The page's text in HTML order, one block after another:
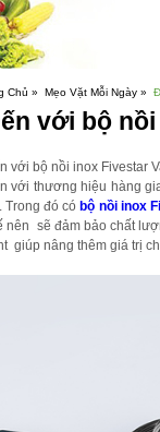
Chủ » Mẹo Vặt Mỗi Ngày »
với bộ nồi
với bộ nồi inox Fivestar
với thương hiệu hàng
Trong đó có bộ nồi inox
nên sẽ đảm bảo chất
giúp nâng thêm giá trị